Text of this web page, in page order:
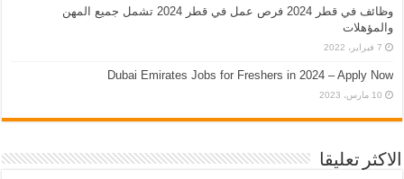
وظائف في قطر 2024 فرص عمل في قطر 2024 تشمل جميع المهن
والمؤهلات
7 فبراير، 2022
Dubai Emirates Jobs for Freshers in 2024 – Apply Now
10 مارس، 2023
الاكثر تعليقا